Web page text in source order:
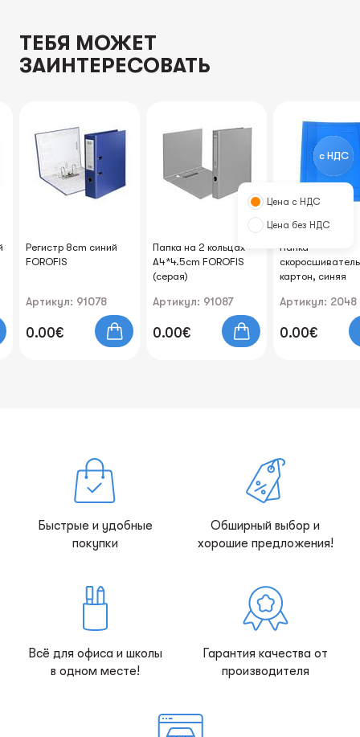
ТЕБЯ МОЖЕТ
ЗАИНТЕРЕСОВАТЬ
Регистр 8cm синий
FOROFIS
Артикул: 91078
0.00€
Папка на 2 кольцах
A4*4.5cm FOROFIS
(серая)
Артикул: 91087
0.00€
Папка-
картон, синяя
Артикул: 2048
0.00€
с НДС
Цена с НДС
Цена без НДС
Быстрые и удобные
покупки
Обширный выбор и
хорошие предложения!
Всё для офиса и школы
в одном месте!
Гарантия качества от
производителя